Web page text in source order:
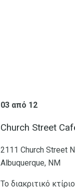
03 από 12
Church Street
2111 Church Street
Albuquerque, ΝΜ
Το διακριτικό